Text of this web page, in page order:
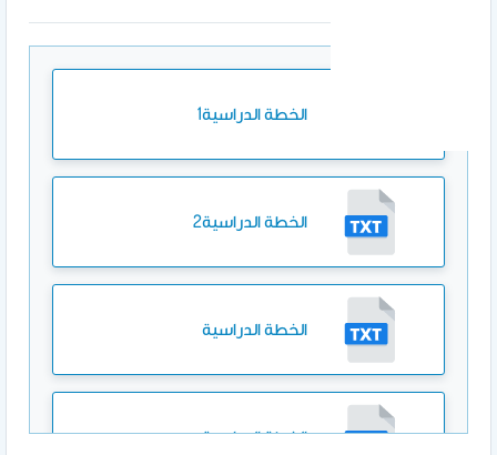
الخطة الدراسية1
الخطة الدراسية2
الخطة الدراسية
الخطة الدراسية